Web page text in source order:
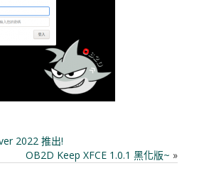
2022 推出!
OB2D Keep XFCE 1.0.1 黑化版~ »